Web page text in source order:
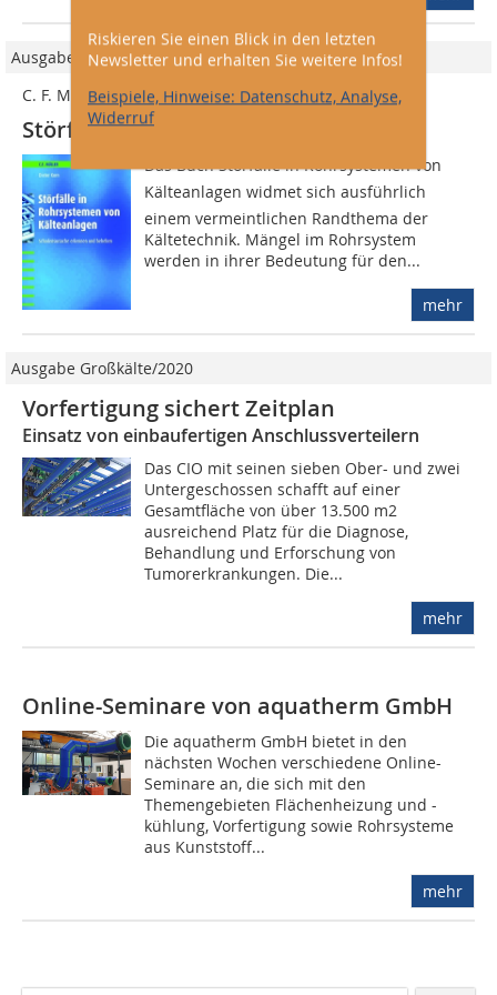
Riskieren Sie einen Blick in den letzten
Newsletter und erhalten Sie weitere Infos!
Beispiele, Hinweise: Datenschutz, Analyse,
Widerruf
Ausgabe 02/2009
C. F. Müller
Störfälle in Rohrsystemen
Das Buch Störfälle in Rohrsyste­men von
Kälteanlagen widmet sich ausführlich
einem vermeintlichen Randthema der
Kältetechnik. Mängel im Rohrsystem
werden in ihrer Bedeutung für den...
mehr
Ausgabe Großkälte/2020
Vorfertigung sichert Zeitplan
Einsatz von einbaufertigen Anschlussverteilern
Das CIO mit seinen sieben Ober- und zwei
Untergeschossen schafft auf einer
Gesamtfläche von über 13.500 m2
ausreichend Platz für die Diagnose,
Behandlung und Erforschung von
Tumorerkrankungen. Die...
mehr
Online-Seminare von aquatherm GmbH
Die aquatherm GmbH bietet in den
nächsten Wochen verschiedene Online-
Seminare an, die sich mit den
Themengebieten Flächenheizung und -
kühlung, Vorfertigung sowie Rohrsysteme
aus Kunststoff...
mehr